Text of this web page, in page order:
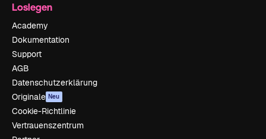
Loslegen
Academy
Dokumentation
Support
AGB
Datenschutzerklärung
Originale Neu
Cookie-Richtlinie
Vertrauenszentrum